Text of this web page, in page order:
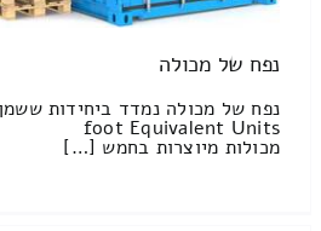
נפח של מכולה
foot Equivalent Units
מכולות מיוצרות בחמש […]